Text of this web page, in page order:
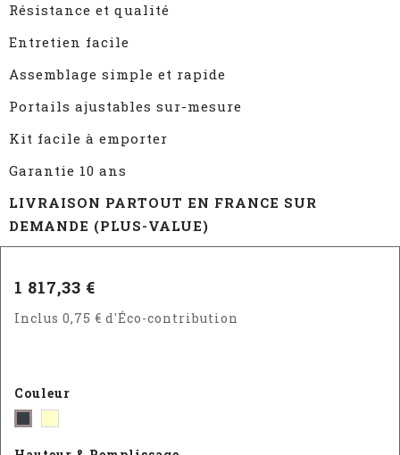
Résistance et qualité
Entretien facile
Assemblage simple et rapide
Portails ajustables sur-mesure
Kit facile à emporter
Garantie 10 ans
LIVRAISON PARTOUT EN FRANCE SUR
DEMANDE (PLUS-VALUE)
1 817,33 €
Inclus 0,75 € d'Éco-contribution
Couleur
Gris
-